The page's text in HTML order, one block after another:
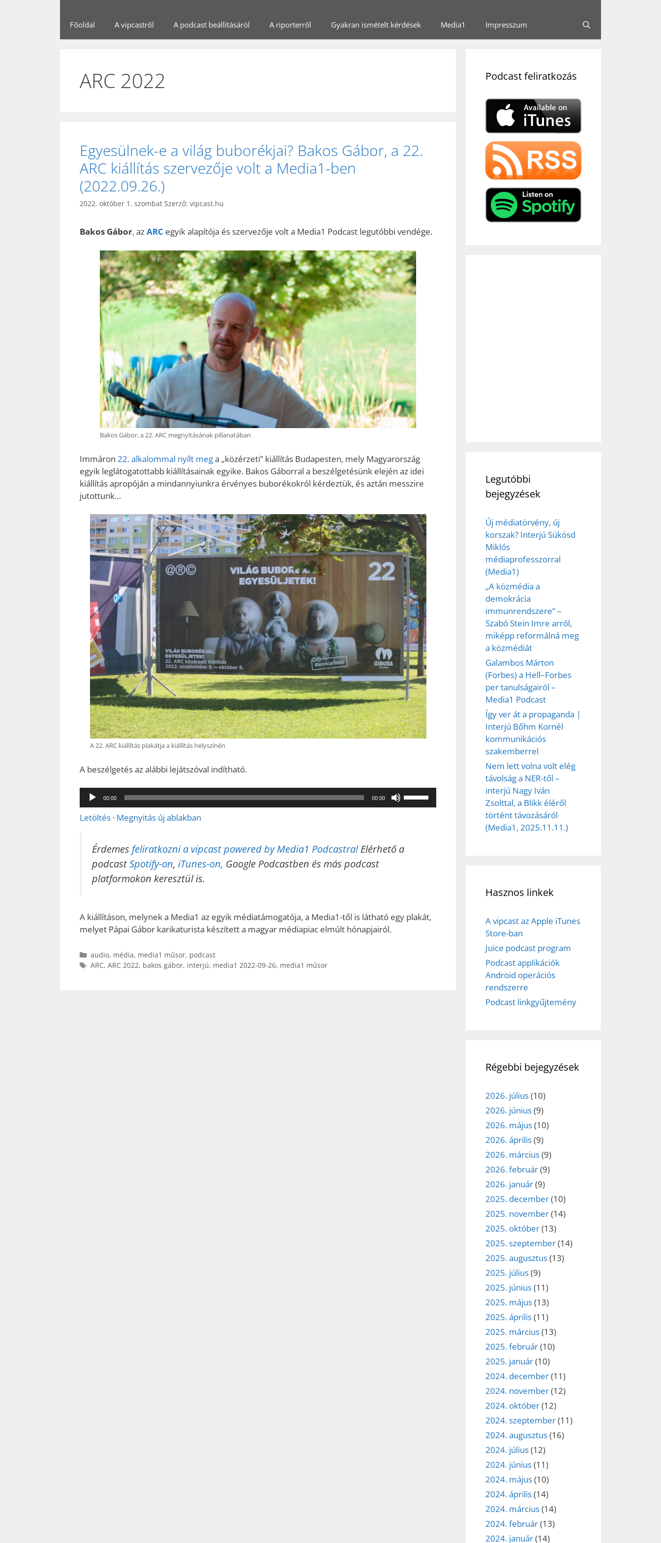
Főoldal A vipcastről A podcast beállításáról A riporterről Gyakran ismételt kérdések Media1 Impresszum
ARC 2022
Egyesülnek-e a világ buborékjai? Bakos Gábor, a 22.
ARC kiállítás szervezője volt a Media1-ben
(2022.09.26.)
2022. október 1. szombat Szerző: vipcast.hu
Bakos Gábor, azARC egyik alapítója és szervezője volt a Media1 Podcast legutóbbi vendége.
Bakos Gábor, a 22. ARC megnyitásának pillanatában
Immáron 22. alkalommal nyílt mega „közérzeti” kiállítás Budapesten, mely Magyarország
egyik leglátogatottabb kiállításainak egyike. Bakos Gáborral a beszélgetésünk elején az idei
kiállítás apropóján a mindannyiunkra érvényes buborékokról kérdeztük, és aztán messzire
jutottunk…
A 22. ARC kiállítás plakátja a kiállítás helyszínén
A beszélgetés az alábbi lejátszóval indítható.
Audió
lejátszó
00:00 00:00
A
hangerő
Letöltés · Megnyitás új ablakban
Érdemes feliratkozni a vipcast powered by Media1 Podcastra!Elérhető a
podcastSpotify-on, iTunes-on, Google Podcastben és más podcast
platformokon keresztül is.
A kiállításon, melynek a Media1 az egyik médiatámogatója, a Media1-től is látható egy plakát,
melyet Pápai Gábor karikaturista készített a magyar médiapiac elmúlt hónapjairól.
Kategória
audio, média, media1 műsor, podcast
Címkék
ARC, ARC 2022, bakos gábor, interjú, media1 2022-09-26, media1 műsor
Podcast feliratkozás
Legutóbbi
bejegyzések
Új médiatörvény, új
korszak? Interjú Sükösd
Miklós
médiaprofesszorral
(Media1)
„A közmédia a
demokrácia
immunrendszere” –
Szabó Stein Imre arról,
miképp reformálná meg
a közmédiát
Galambos Márton
(Forbes) a Hell–Forbes
per tanulságairól –
Media1 Podcast
Így ver át a propaganda |
Interjú Bőhm Kornél
kommunikációs
szakemberrel
Nem lett volna volt elég
távolság a NER-től –
interjú Nagy Iván
Zsolttal, a Blikk éléről
történt távozásáról
(Media1, 2025.11.11.)
Hasznos linkek
A vipcast az Apple iTunes
Store-ban
Juice podcast program
Podcast applikációk
Android operációs
rendszerre
Podcast linkgyűjtemény
Régebbi bejegyzések
2026. július(10)
2026. június(9)
2026. május(10)
2026. április(9)
2026. március(9)
2026. február(9)
2026. január(9)
2025. december(10)
2025. november(14)
2025. október(13)
2025. szeptember(14)
2025. augusztus(13)
2025. július(9)
2025. június(11)
2025. május(13)
2025. április(11)
2025. március(13)
2025. február(10)
2025. január(10)
2024. december(11)
2024. november(12)
2024. október(12)
2024. szeptember(11)
2024. augusztus(16)
2024. július(12)
2024. június(11)
2024. május(10)
2024. április(14)
2024. március(14)
2024. február(13)
2024. január(14)